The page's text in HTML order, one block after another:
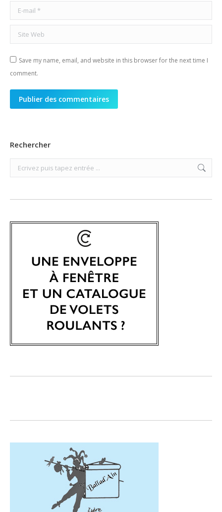
E-mail *
Site Web
Save my name, email, and website in this browser for the next time I
comment.
Publier des commentaires
Rechercher
Search: